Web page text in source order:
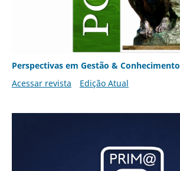
Perspectivas em Gestão & Conhecimento
Acessar revista
Edição Atual